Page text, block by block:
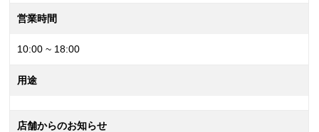
営業時間
10:00 ~ 18:00
用途
店舗からのお知らせ